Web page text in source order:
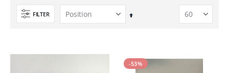
FILTER
In
-53%